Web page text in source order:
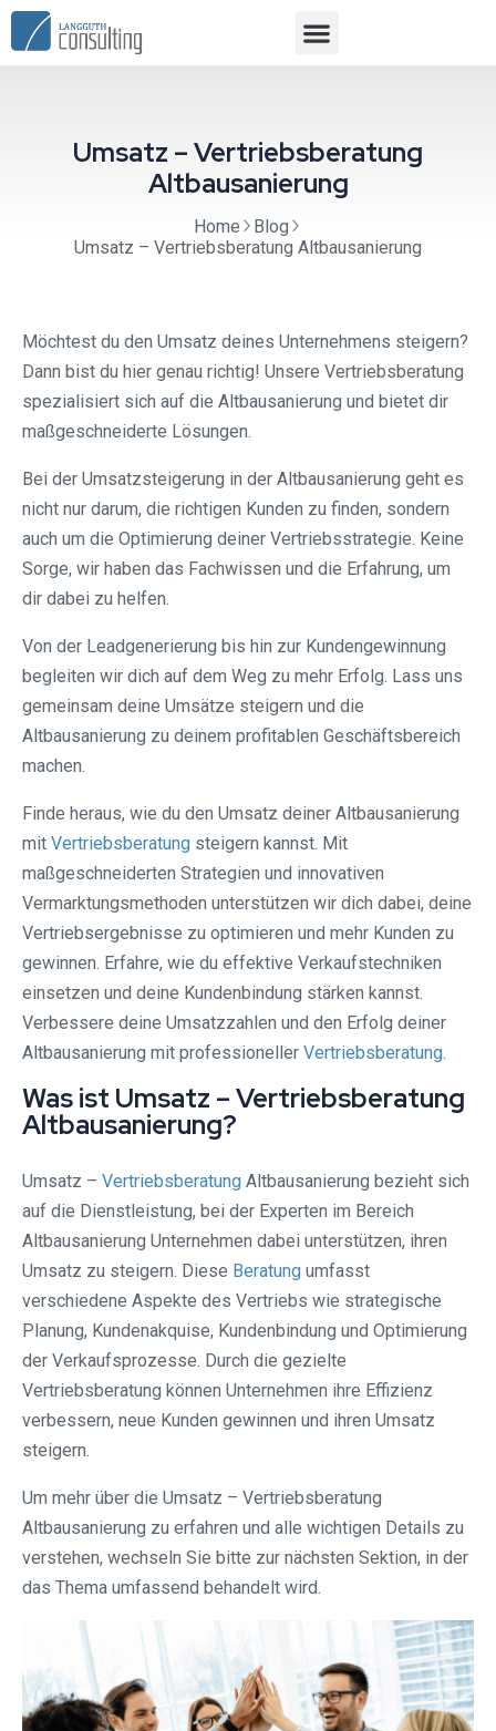
Umsatz – Vertriebsberatung
Altbausanierung
Home
Blog
Umsatz – Vertriebsberatung Altbausanierung
Möchtest du den Umsatz deines Unternehmens steigern?
Dann bist du hier genau richtig! Unsere Vertriebsberatung
spezialisiert sich auf die Altbausanierung und bietet dir
maßgeschneiderte Lösungen.
Bei der Umsatzsteigerung in der Altbausanierung geht es
nicht nur darum, die richtigen Kunden zu finden, sondern
auch um die Optimierung deiner Vertriebsstrategie. Keine
Sorge, wir haben das Fachwissen und die Erfahrung, um
dir dabei zu helfen.
Von der Leadgenerierung bis hin zur Kundengewinnung
begleiten wir dich auf dem Weg zu mehr Erfolg. Lass uns
gemeinsam deine Umsätze steigern und die
Altbausanierung zu deinem profitablen Geschäftsbereich
machen.
Finde heraus, wie du den Umsatz deiner Altbausanierung
mit Vertriebsberatung steigern kannst. Mit
maßgeschneiderten Strategien und innovativen
Vermarktungsmethoden unterstützen wir dich dabei, deine
Vertriebsergebnisse zu optimieren und mehr Kunden zu
gewinnen. Erfahre, wie du effektive Verkaufstechniken
einsetzen und deine Kundenbindung stärken kannst.
Verbessere deine Umsatzzahlen und den Erfolg deiner
Altbausanierung mit professioneller Vertriebsberatung.
Was ist Umsatz – Vertriebsberatung
Altbausanierung?
Umsatz – Vertriebsberatung Altbausanierung bezieht sich
auf die Dienstleistung, bei der Experten im Bereich
Altbausanierung Unternehmen dabei unterstützen, ihren
Umsatz zu steigern. Diese Beratung umfasst
verschiedene Aspekte des Vertriebs wie strategische
Planung, Kundenakquise, Kundenbindung und Optimierung
der Verkaufsprozesse. Durch die gezielte
Vertriebsberatung können Unternehmen ihre Effizienz
verbessern, neue Kunden gewinnen und ihren Umsatz
steigern.
Um mehr über die Umsatz – Vertriebsberatung
Altbausanierung zu erfahren und alle wichtigen Details zu
verstehen, wechseln Sie bitte zur nächsten Sektion, in der
das Thema umfassend behandelt wird.